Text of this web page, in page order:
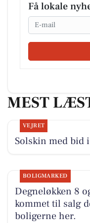
Få lokale
Email
MEST
VEJRET
Solskin med bid
BOLIGMARKED
Degneløkken 8
kommet til salg
boligerne her.